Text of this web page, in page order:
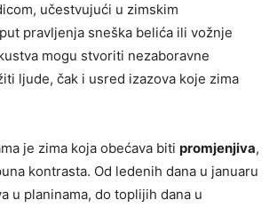
učestvujući u zimskim
pravljenja sneška belića ili vožnje
mogu stvoriti nezaboravne
ljude, čak i usred izazova koje zima
je zima koja obećava biti promjenjiva,
kontrasta. Od ledenih dana u januaru
u planinama, do toplijih dana u